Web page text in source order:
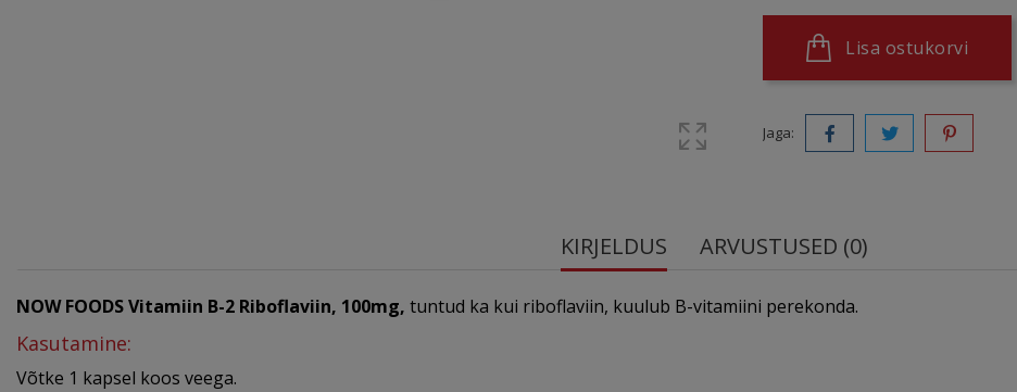
Lisa ostukorvi
Jaga:
KIRJELDUS ARVUSTUSED (0)
NOW FOODS Vitamiin B-2 Riboflaviin, 100mg, tuntud ka kui riboflaviin, kuulub B-vitamiini perekonda.
Kasutamine:
Võtke 1 kapsel koos veega.